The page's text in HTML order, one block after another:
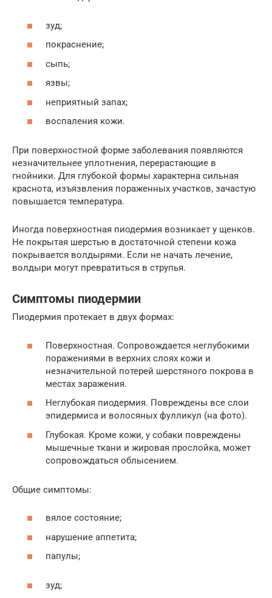
зуд;
покраснение;
сыпь;
язвы;
неприятный запах;
воспаления кожи.
При поверхностной форме заболевания появляются
незначительнее уплотнения, перерастающие в
гнойники. Для глубокой формы характерна сильная
краснота, изъязвления пораженных участков, зачастую
повышается температура.
Иногда поверхностная пиодермия возникает у щенков.
Не покрытая шерстью в достаточной степени кожа
покрывается волдырями. Если не начать лечение,
волдыри могут превратиться в струпья.
Симптомы пиодермии
Пиодермия протекает в двух формах:
Поверхностная. Сопровождается неглубокими
поражениями в верхних слоях кожи и
незначительной потерей шерстяного покрова в
местах заражения.
Неглубокая пиодермия. Повреждены все слои
эпидермиса и волосяных фулликул (на фото).
Глубокая. Кроме кожи, у собаки повреждены
мышечные ткани и жировая прослойка, может
сопровождаться облысением.
Общие симптомы:
вялое состояние;
нарушение аппетита;
папулы;
зуд;